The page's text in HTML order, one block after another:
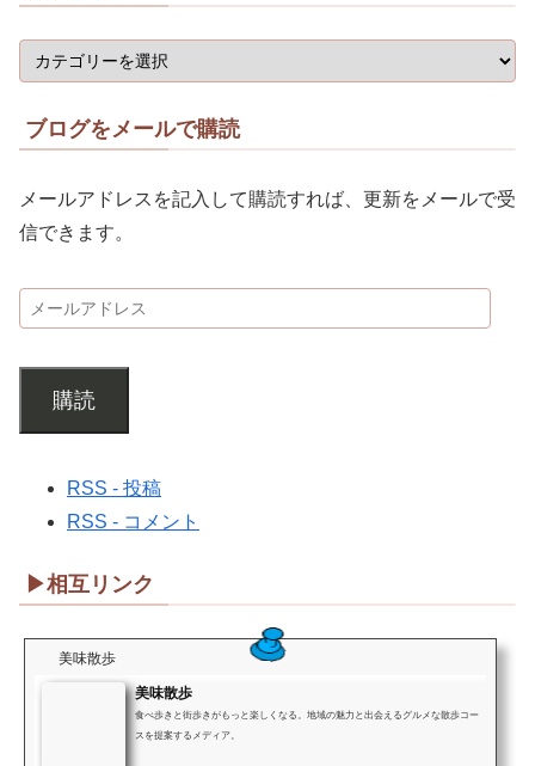
ブログをメールで購読
メールアドレスを記入して購読すれば、更新をメールで受
信できます。
購読
RSS - 投稿
RSS - コメント
▶相互リンク
美味散歩
美味散歩
食べ歩きと街歩きがもっと楽しくなる。地域の魅力と出会えるグルメな散歩コー
スを提案するメディア。